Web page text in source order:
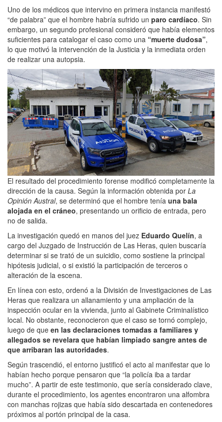
Uno de los médicos que intervino en primera instancia manifestó
“de palabra” que el hombre habría sufrido un paro cardíaco. Sin
embargo, un segundo profesional consideró que había elementos
suficientes para catalogar el caso como una “muerte dudosa”,
lo que motivó la intervención de la Justicia y la inmediata orden
de realizar una autopsia.
El resultado del procedimiento forense modificó completamente la
dirección de la causa. Según la información obtenida por La
Opinión Austral, se determinó que el hombre tenía una bala
alojada en el cráneo, presentando un orificio de entrada, pero
no de salida.
La investigación quedó en manos del juez Eduardo Quelín, a
cargo del Juzgado de Instrucción de Las Heras, quien buscaría
determinar si se trató de un suicidio, como sostiene la principal
hipótesis judicial, o si existió la participación de terceros o
alteración de la escena.
En línea con esto, ordenó a la División de Investigaciones de Las
Heras que realizara un allanamiento y una ampliación de la
inspección ocular en la vivienda, junto al Gabinete Criminalístico
local. No obstante, reconocieron que el caso se tornó complejo,
luego de que en las declaraciones tomadas a familiares y
allegados se revelara que habían limpiado sangre antes de
que arribaran las autoridades.
Según trascendió, el entorno justificó el acto al manifestar que lo
habían hecho porque pensaron que “la policía iba a tardar
mucho”. A partir de este testimonio, que sería considerado clave,
durante el procedimiento, los agentes encontraron una alfombra
con manchas rojizas que había sido descartada en contenedores
próximos al portón principal de la casa.